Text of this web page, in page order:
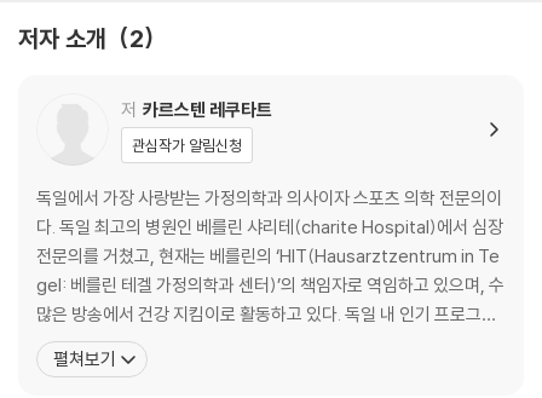
삶의 능력들을 하나둘 잃어버리지 않도록
세계 최고의 기생충이 된 순간
달려서 출근하는 사람
베를린 거리에 미친 놈이 한 명 더
나에게 맞는 적정량이란
4 모두가 다른 이유, 또 그게 좋은 이유
저마다 삶을 위한 결정이 다르다
건강을 넘어 성공도 결정짓는 것
5 해커가 컴퓨터에만 있는 건 아니다
자연에 반하는 일
게으름뱅이를 위한 4초 바이오해킹
저자 소개 2
저 카르스텐 레쿠타트
관심작가 알림신청
독일에서 가장 사랑받는 가정의학과 의사이자 스포츠 의학 전문의이
다. 독일 최고의 병원인 베를린 샤리테(charite Hospital)에서 심장
전문의를 거쳤고, 현재는 베를린의 ‘HIT(Hausarztzentrum in Te
gel: 베를린 테겔 가정의학과 센터)’의 책임자로 역임하고 있으며, 수
많은 방송에서 건강 지킴이로 활동하고 있다. 독일 내 인기 프로그램
인 Sat 1에서 방송되는 <Der Gesundmacher (건강하게 만드는
자)>와 WDR에서 방송되는 <Raus aus dem Stress!(스트레스에
펼쳐보기